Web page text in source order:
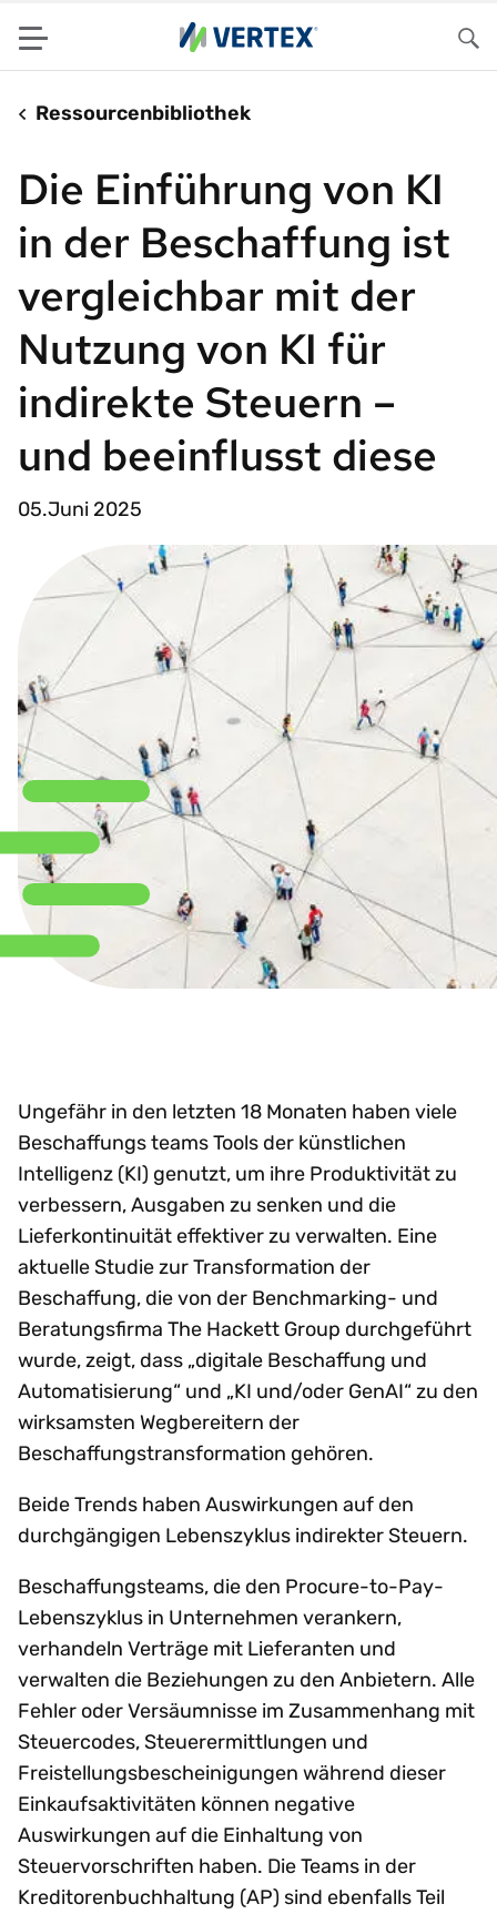
Menu
Ressourcenbibliothek
Die Einführung von KI
in der Beschaffung ist
vergleichbar mit der
Nutzung von KI für
indirekte Steuern –
und beeinflusst diese
05.Juni 2025
Ungefähr in den letzten 18 Monaten haben viele
Beschaffungs teams Tools der künstlichen
Intelligenz (KI) genutzt, um ihre Produktivität zu
verbessern, Ausgaben zu senken und die
Lieferkontinuität effektiver zu verwalten. Eine
aktuelle Studie zur Transformation der
Beschaffung, die von der Benchmarking- und
Beratungsfirma The Hackett Group durchgeführt
wurde, zeigt, dass „digitale Beschaffung und
Automatisierung“ und „KI und/oder GenAI“ zu den
wirksamsten Wegbereitern der
Beschaffungstransformation gehören.
Beide Trends haben Auswirkungen auf den
durchgängigen Lebenszyklus indirekter Steuern.
Beschaffungsteams, die den Procure-to-Pay-
Lebenszyklus in Unternehmen verankern,
verhandeln Verträge mit Lieferanten und
verwalten die Beziehungen zu den Anbietern. Alle
Fehler oder Versäumnisse im Zusammenhang mit
Steuercodes, Steuerermittlungen und
Freistellungsbescheinigungen während dieser
Einkaufsaktivitäten können negative
Auswirkungen auf die Einhaltung von
Steuervorschriften haben. Die Teams in der
Kreditorenbuchhaltung (AP) sind ebenfalls Teil